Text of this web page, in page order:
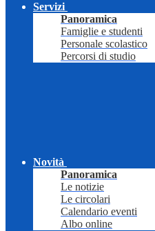
Servizi
Panoramica
Famiglie e studenti
Personale scolastico
Percorsi di studio
Novità
Panoramica
Le notizie
Le circolari
Calendario eventi
Albo online